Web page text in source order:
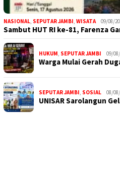
NASIONAL, SEPUTAR JAMBI, WISATA 09/08/
Sambut HUT RI ke-81, Farenza
HUKUM, SEPUTAR JAMBI 09/
Warga Mulai Gerah
SEPUTAR JAMBI, SOSIAL 08/
UNISAR Sarolangun